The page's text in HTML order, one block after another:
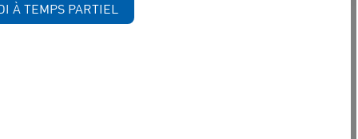
À TEMPS PARTIEL